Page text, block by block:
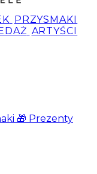
PRZYSMAKI
ARTYŚCI
🎁 Prezenty